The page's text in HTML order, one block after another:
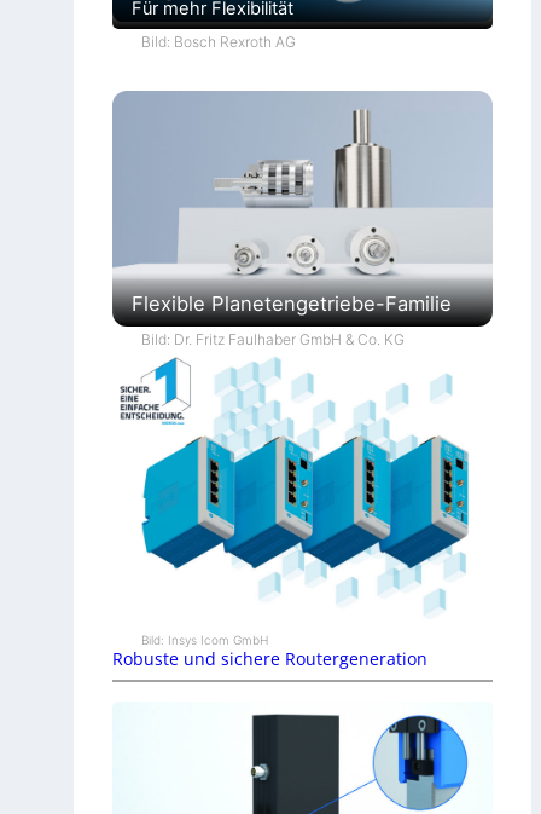
Für mehr Flexibilität
Bild: Bosch Rexroth AG
Flexible Planetengetriebe-Familie
Bild: Dr. Fritz Faulhaber GmbH & Co. KG
Bild: Insys Icom GmbH
Robuste und sichere Routergeneration